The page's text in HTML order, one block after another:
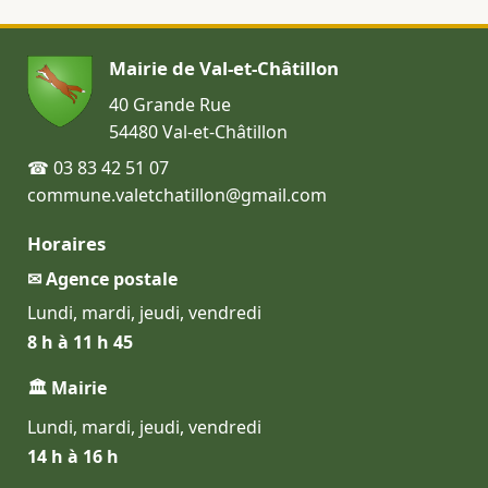
Mairie de Val-et-Châtillon
40 Grande Rue
54480 Val-et-Châtillon
☎ 03 83 42 51 07
commune.valetchatillon@gmail.com
Horaires
✉ Agence postale
Lundi, mardi, jeudi, vendredi
8 h à 11 h 45
🏛 Mairie
Lundi, mardi, jeudi, vendredi
14 h à 16 h